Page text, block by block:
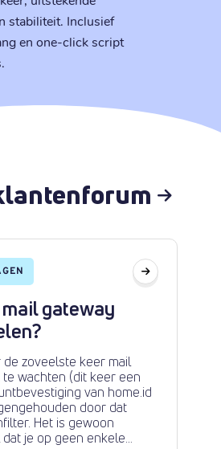
stabiliteit. Inclusief
en one-click script
gateway
de zoveelste keer mail
te wachten (dit keer een
van home.id
door dat
gewoon
je op geen enkele